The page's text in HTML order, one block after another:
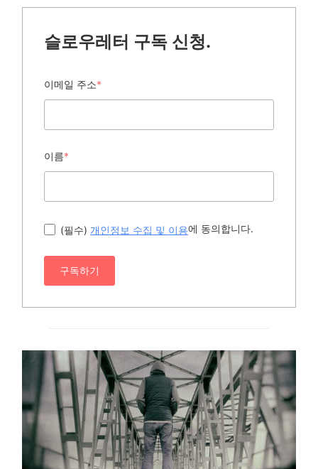
슬로우레터 구독 신청.
이메일 주소*
이름*
(필수) 개인정보 수집 및 이용에 동의합니다.
구독하기